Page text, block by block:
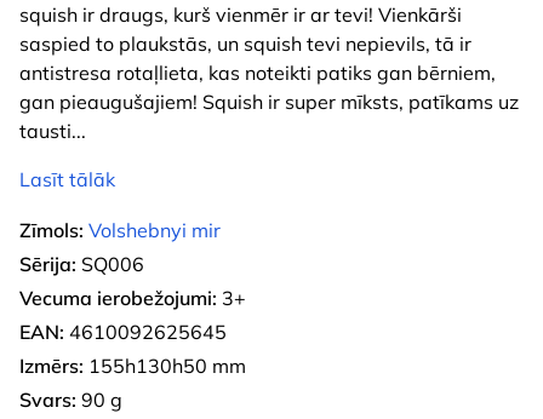
squish ir draugs, kurš vienmēr ir ar tevi! Vienkārši
saspied to plaukstās, un squish tevi nepievils, tā ir
antistresa rotaļlieta, kas noteikti patiks gan bērniem,
gan pieaugušajiem! Squish ir super mīksts, patīkams uz
tausti...
Lasīt tālāk
Zīmols: Volshebnyi mir
Sērija: SQ006
Vecuma ierobežojumi: 3+
EAN: 4610092625645
Izmērs: 155h130h50 mm
Svars: 90 g